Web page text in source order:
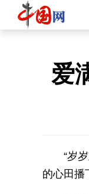
爱
“岁
的心田播